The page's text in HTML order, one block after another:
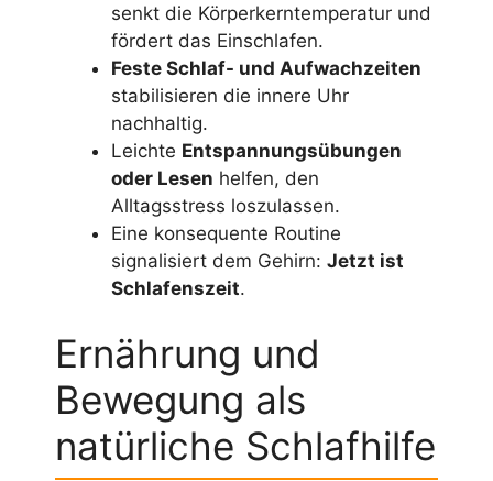
senkt die Körperkerntemperatur und
fördert das Einschlafen.
Feste Schlaf- und Aufwachzeiten
stabilisieren die innere Uhr
nachhaltig.
Leichte Entspannungsübungen
oder Lesen helfen, den
Alltagsstress loszulassen.
Eine konsequente Routine
signalisiert dem Gehirn: Jetzt ist
Schlafenszeit.
Ernährung und
Bewegung als
natürliche Schlafhilfe